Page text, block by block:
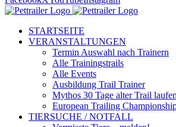
STARTSEITE
VERANSTALTUNGEN
Termin Auswahl nach Trainern
Alle Trainingstrails
Alle Events
Ausbildung Trail Trainer
Mythos 30 Tage alter Trail
European Trailing
TIERSUCHE / NOTFALL